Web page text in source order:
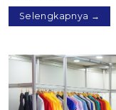
Selengkapnya →